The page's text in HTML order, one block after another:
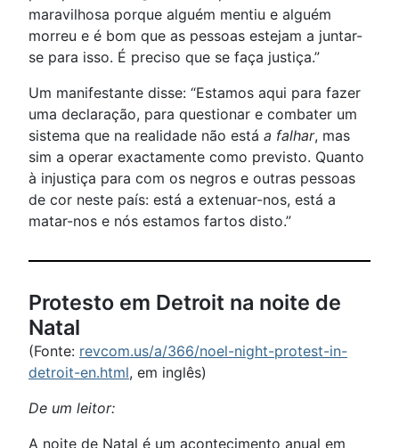
maravilhosa porque alguém mentiu e alguém
morreu e é bom que as pessoas estejam a juntar-
se para isso. É preciso que se faça justiça.”
Um manifestante disse: “Estamos aqui para fazer
uma declaração, para questionar e combater um
sistema que na realidade não está a falhar, mas
sim a operar exactamente como previsto. Quanto
à injustiça para com os negros e outras pessoas
de cor neste país: está a extenuar-nos, está a
matar-nos e nós estamos fartos disto.”
Protesto em Detroit na noite de
Natal
(Fonte: revcom.us/a/366/noel-night-protest-in-
detroit-en.html, em inglês)
De um leitor:
A noite de Natal é um acontecimento anual em